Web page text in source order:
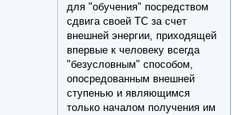
для "обучения" посредством
сдвига своей ТС за счет
внешней энергии, приходящей
впервые к человеку всегда
"безусловным" способом,
опосредованным внешней
ступенью и являющимся
только началом получения им